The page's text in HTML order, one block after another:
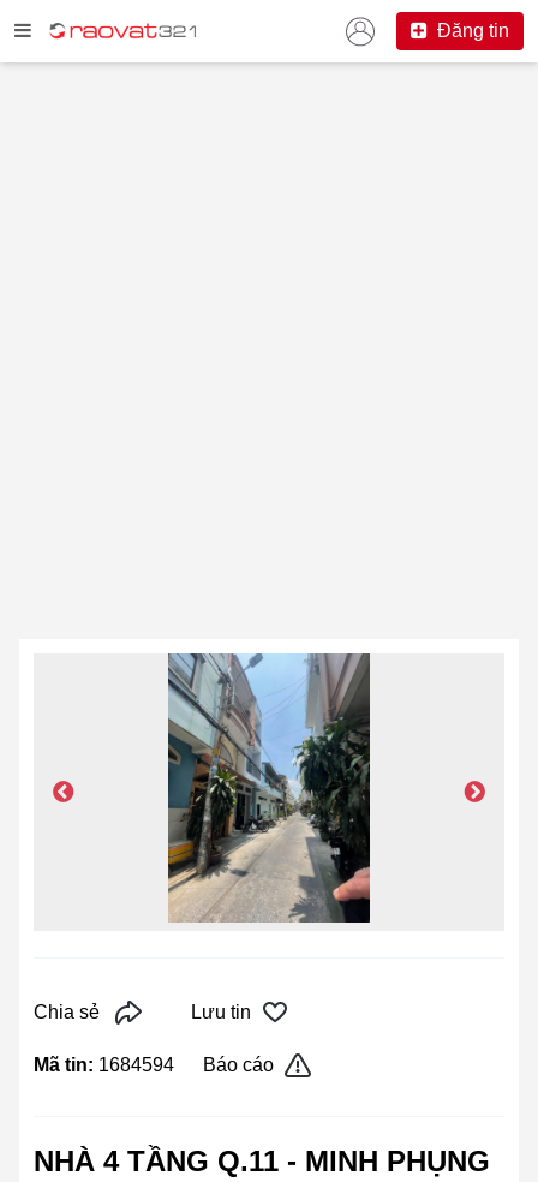
Đăng tin
Chia sẻ Lưu tin
Mã tin: 1684594 Báo cáo
NHÀ 4 TẦNG Q.11 - MINH PHỤNG